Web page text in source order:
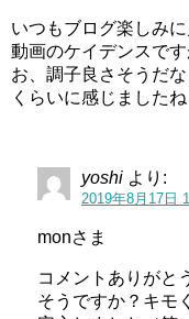
いつもブログ楽しみ
動画のケイデンスで
お、調子良さそうだ
くらいに感じましたね
yoshi より:
2019年8月17日
monさま
コメントありがと
そうですか？キモ